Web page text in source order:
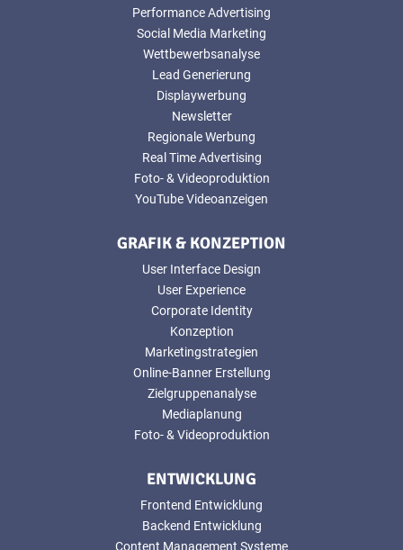
Performance Advertising
Social Media Marketing
Wettbewerbsanalyse
Lead Generierung
Displaywerbung
Newsletter
Regionale Werbung
Real Time Advertising
Foto- & Videoproduktion
YouTube Videoanzeigen
GRAFIK & KONZEPTION
User Interface Design
User Experience
Corporate Identity
Konzeption
Marketingstrategien
Online-Banner Erstellung
Zielgruppenanalyse
Mediaplanung
Foto- & Videoproduktion
ENTWICKLUNG
Frontend Entwicklung
Backend Entwicklung
Content Management Systeme